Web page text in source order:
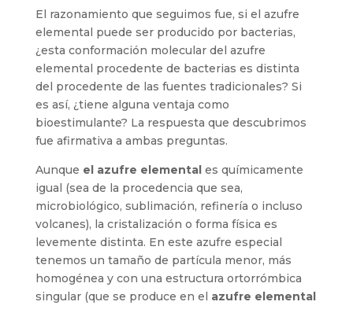
El razonamiento que seguimos fue, si el azufre
elemental puede ser producido por bacterias,
¿esta conformación molecular del azufre
elemental procedente de bacterias es distinta
del procedente de las fuentes tradicionales? Si
es así, ¿tiene alguna ventaja como
bioestimulante? La respuesta que descubrimos
fue afirmativa a ambas preguntas.
Aunque el azufre elementales químicamente
igual (sea de la procedencia que sea,
microbiológico, sublimación, refinería o incluso
volcanes), la cristalización o forma física es
levemente distinta. En este azufre especial
tenemos un tamaño de partícula menor, más
homogénea y con una estructura ortorrómbica
singular (que se produce en el azufre elemental